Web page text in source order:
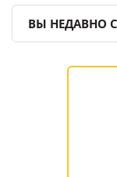
ВЫ НЕДАВНО